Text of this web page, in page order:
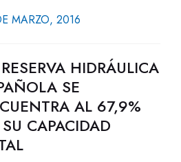
MARZO, 2016
HIDRÁULICA
SE
AL 67,9%
CAPACIDAD